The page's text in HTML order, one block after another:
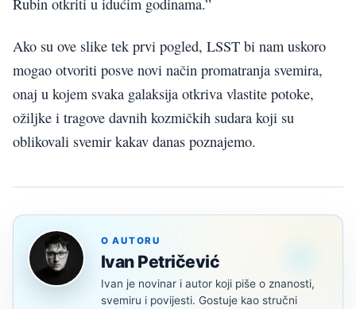
Rubin otkriti u idućim godinama.”
Ako su ove slike tek prvi pogled, LSST bi nam uskoro
mogao otvoriti posve novi način promatranja svemira,
onaj u kojem svaka galaksija otkriva vlastite potoke,
ožiljke i tragove davnih kozmičkih sudara koji su
oblikovali svemir kakav danas poznajemo.
O AUTORU
Ivan Petričević
Ivan je novinar i autor koji piše o znanosti,
svemiru i povijesti. Gostuje kao stručni